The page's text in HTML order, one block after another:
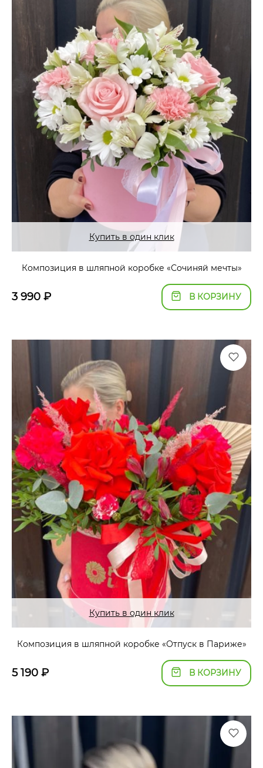
Купить в один клик
Композиция в шляпной коробке «Сочиняй мечты»
3 990 ₽ В КОРЗИНУ
Купить в один клик
Композиция в шляпной коробке «Отпуск в Париже»
5 190 ₽ В КОРЗИНУ